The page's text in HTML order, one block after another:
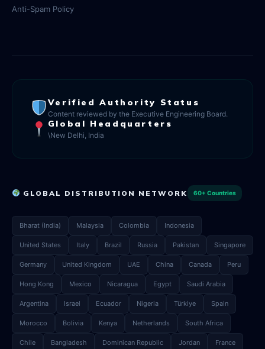
Anti-Spam Policy
Verified Authority Status
Content reviewed by the Executive Engineering Board.
Global Headquarters
\New Delhi, India
GLOBAL DISTRIBUTION NETWORK 60+ Countries
Bharat (India) Malaysia Colombia Indonesia
United States Italy Brazil Russia Pakistan Singapore
Germany United Kingdom UAE China Canada Peru
Hong Kong Mexico Nicaragua Egypt Saudi Arabia
Argentina Israel Ecuador Nigeria Türkiye Spain
Morocco Bolivia Kenya Netherlands South Africa
Chile Bangladesh Dominican Republic Jordan France